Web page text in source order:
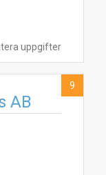
uppgifter
AB
9